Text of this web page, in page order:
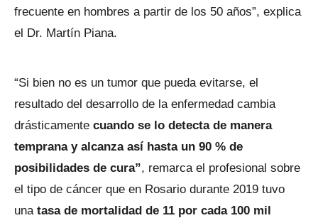
frecuente en hombres a partir de los 50 años”, explica
el Dr. Martín Piana.
“Si bien no es un tumor que pueda evitarse, el
resultado del desarrollo de la enfermedad cambia
drásticamente cuando se lo detecta de manera
temprana y alcanza así hasta un 90 % de
posibilidades de cura”, remarca el profesional sobre
el tipo de cáncer que en Rosario durante 2019 tuvo
una tasa de mortalidad de 11 por cada 100 mil